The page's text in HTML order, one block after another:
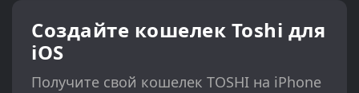
Создайте кошелек Toshi для
iOS
Получите свой кошелек TOSHI на iPhone